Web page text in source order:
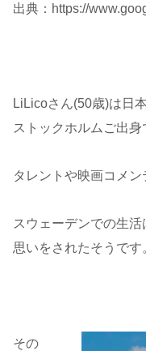
出典：https://
LiLicoさん(50歳)は日
ストックホルムご出身
タレントや映画コメン
スウェーデンでの生
思いをされたそうです
その